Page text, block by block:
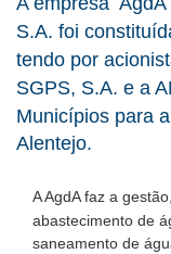
S.A. foi
tendo por
SGPS, S.A. e a
Municípios para
Alentejo.
A AgdA faz a
abastecimento de
saneamento de